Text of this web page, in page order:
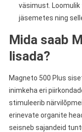
väsimust. Loomulik
jäsemetes ning
Mida saab
lisada?
Magneto 500 Plus
inimkeha eri
stimuleerib
erinevate organite
seisneb sajandeid